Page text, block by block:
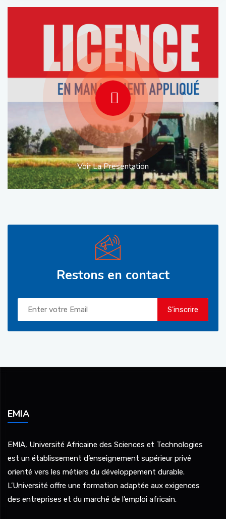
Voir La Presentation
Restons en contact
S'inscrire
EMIA
EMIA, Université Africaine des Sciences et Technologies
est un établissement d’enseignement supérieur privé
orienté vers les métiers du développement durable.
L’Université offre une formation adaptée aux exigences
des entreprises et du marché de l’emploi africain.